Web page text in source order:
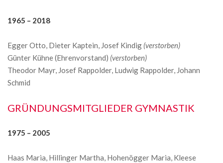
1965 – 2018
Egger Otto, Dieter Kaptein, Josef Kindig (verstorben)
Günter Kühne (Ehrenvorstand) (verstorben)
Theodor Mayr, Josef Rappolder, Ludwig Rappolder, Johann
Schmid
GRÜNDUNGSMITGLIEDER GYMNASTIK
1975 – 2005
Haas Maria, Hillinger Martha, Hohenögger Maria, Kleese